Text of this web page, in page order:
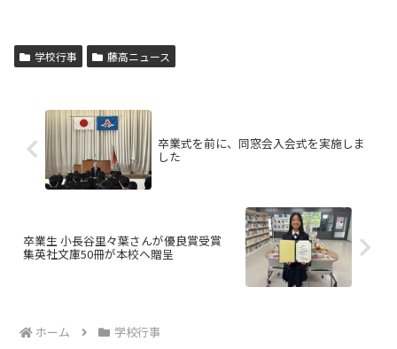
学校行事 藤高ニュース
卒業式を前に、同窓会入会式を実施しま
した
卒業生 小長谷里々葉さんが優良賞受賞
集英社文庫50冊が本校へ贈呈
ホーム 学校行事